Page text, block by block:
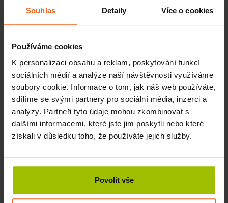
Souhlas Detaily Více o cookies
Používáme cookies
K personalizaci obsahu a reklam, poskytování funkcí
sociálních médií a analýze naší návštěvnosti využíváme
soubory cookie. Informace o tom, jak náš web používáte,
sdílíme se svými partnery pro sociální média, inzerci a
analýzy. Partneři tyto údaje mohou zkombinovat s
dalšími informacemi, které jste jim poskytli nebo které
získali v důsledku toho, že používáte jejich služby.
Povolit vše
docílíme efektu na povrch, ale i vnitřní orgány uvnitř těla.
dýchacích obtížích jako astma nebo napravování držení
odpovídá zvýšenou činností, čímž dohází k zmenšení otoků
a vyšší regeneraci a hojení ran.
Kdy využít míčkování
Obtíže křížové, bederní, hrudní i krční páteře
Úleva od migrén a alergických projevů
Zlepšení hojení ran a jizev po operacích
Zanícení nervů - zejména obličejových
Snížení tonu svalů